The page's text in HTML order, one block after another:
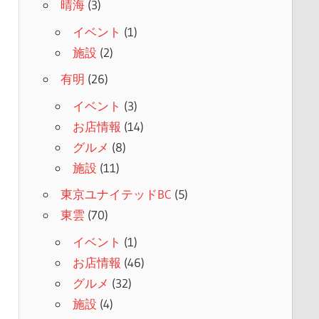
晴海(3)
イベント (1)
施設 (2)
有明 (26)
イベント (3)
お店情報 (14)
グルメ (8)
施設 (11)
東京ユナイテッドBC (5)
東雲 (70)
イベント (1)
お店情報 (46)
グルメ (32)
施設 (4)